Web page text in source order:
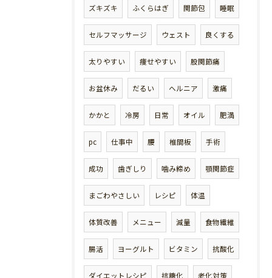
ズキズキ ふくらはぎ 関節包 睡眠
セルフマッサージ ウェスト 良くする
太りやすい 痩せやすい 股関節痛
お盆休み だるい ヘルニア 激痛
かかと 冷房 日常 オイル 肥満
pc 仕事中 腰 椎間板 手術
成功 歯ぎしり 噛み締め 顎関節症
まごわやさしい レシピ 体温
体質改善 メニュー 減量 食物繊維
腸活 ヨーグルト ビタミン 抗酸化
ダイエットレシピ 抗糖化 老化対策